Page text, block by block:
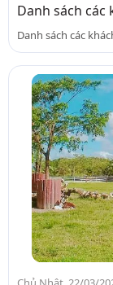
Danh sách các
Danh sách các